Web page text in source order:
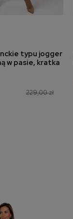
typu jogger
w pasie, kratka
229,00 zł